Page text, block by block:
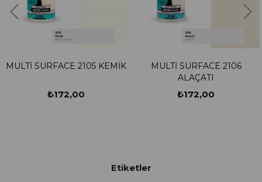
MULTİ SURFACE 2105 KEMİK
₺172,00
MULTİ SURFACE 2106
ALAÇATI
₺172,00
Etiketler